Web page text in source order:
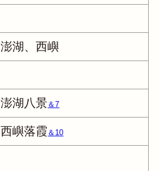
澎湖、西嶼
澎湖八景＆7
西嶼落霞 ＆10